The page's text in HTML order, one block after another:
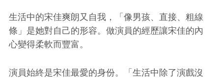
生活中的宋佳爽朗又自我，「像男孩、直接、粗線
條」是她對自己的形容。做演員的經歷讓宋佳的內
心變得柔軟而豐富。
演員始終是宋佳最愛的身份。「生活中除了演戲沒